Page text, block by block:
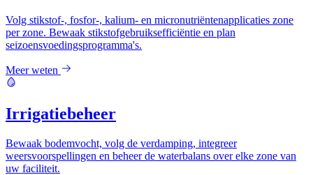
Volg stikstof-, fosfor-, kalium- en micronutriëntenapplicaties zone
per zone. Bewaak stikstofgebruiksefficiëntie en plan
seizoensvoedingsprogramma's.
Meer weten
Irrigatiebeheer
Bewaak bodemvocht, volg de verdamping, integreer
weersvoorspellingen en beheer de waterbalans over elke zone van
uw faciliteit.